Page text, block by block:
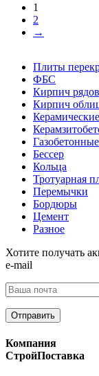
1
2
→
Плиты
ФБС
Кирпич
Кирпич
Бессер
Кольца
Тротуарная
Перемычки
Бордюры
Цемент
Разное
Хотите получать
e-mail
Компания
СтройПоставка